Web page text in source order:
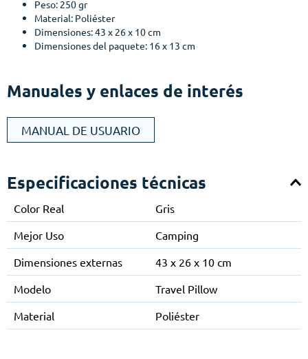
Peso: 250 gr
Material: Poliéster
Dimensiones: 43 x 26 x 10 cm
Dimensiones del paquete: 16 x 13 cm
Manuales y enlaces de interés
MANUAL DE USUARIO
Especificaciones técnicas
Color Real
Gris
Mejor Uso
Camping
Dimensiones externas
43 x 26 x 10 cm
Modelo
Travel Pillow
Material
Poliéster